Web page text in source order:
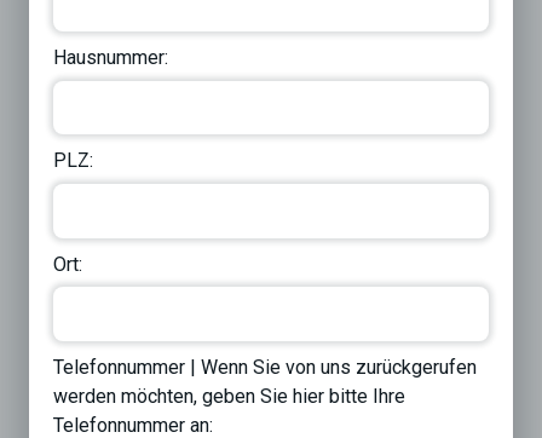
Hausnummer:
PLZ:
Ort:
Telefonnummer | Wenn Sie von uns zurückgerufen
werden möchten, geben Sie hier bitte Ihre
Telefonnummer an: